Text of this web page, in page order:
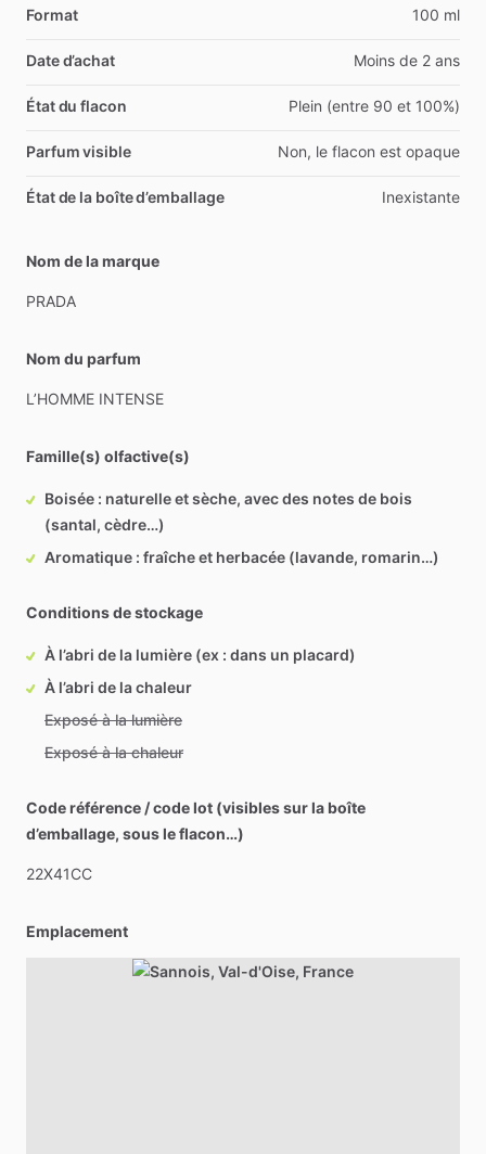
Format 100 ml
Date d’achat Moins de 2 ans
État du flacon Plein (entre 90 et 100%)
Parfum visible Non, le flacon est opaque
État de la boîte d’emballage Inexistante
Nom de la marque
PRADA
Nom du parfum
L’HOMME INTENSE
Famille(s) olfactive(s)
Boisée : naturelle et sèche, avec des notes de bois
(santal, cèdre…)
Aromatique : fraîche et herbacée (lavande, romarin…)
Conditions de stockage
À l’abri de la lumière (ex : dans un placard)
À l’abri de la chaleur
Exposé à la lumière
Exposé à la chaleur
Code référence / code lot (visibles sur la boîte
d’emballage, sous le flacon…)
22X41CC
Emplacement